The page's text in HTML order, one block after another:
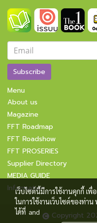
Subscribe
Menu
About us
Magazine
FFT Roadmap
FFT Roadshow
FFT PROSERIES
Supplier Directory
MEDIA GUIDE
Information
Copyright
เว็บไซต์นี้มีการใช้งานคุกกี้ เ
ในการใช้งานเว็บไซต์ของท่า
ได้ที่ and